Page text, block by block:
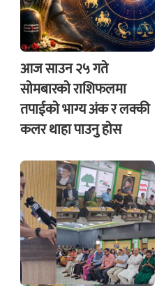
आज साउन २५ गते
साेमबारकाे राशिफलमा
तपाईकाे भाग्य अंक र लक्की
कलर थाहा पाउनु हाेस